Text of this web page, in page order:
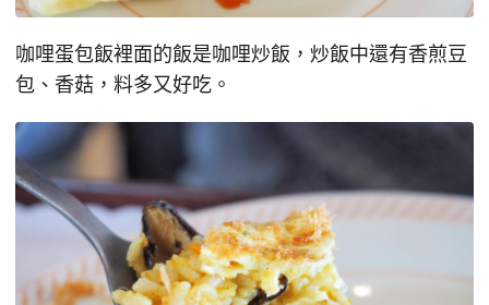
咖哩蛋包飯裡面的飯是咖哩炒飯，炒飯中還有香煎豆
包、香菇，料多又好吃。